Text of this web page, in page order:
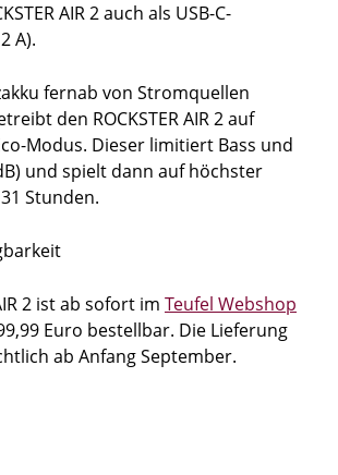
AIR 2 auch als USB-C-
A).
fernab von Stromquellen
den ROCKSTER AIR 2 auf
Modus. Dieser limitiert Bass und
und spielt dann auf höchster
Stunden.
2 ist ab sofort im Teufel Webshop
Euro bestellbar. Die Lieferung
ab Anfang September.